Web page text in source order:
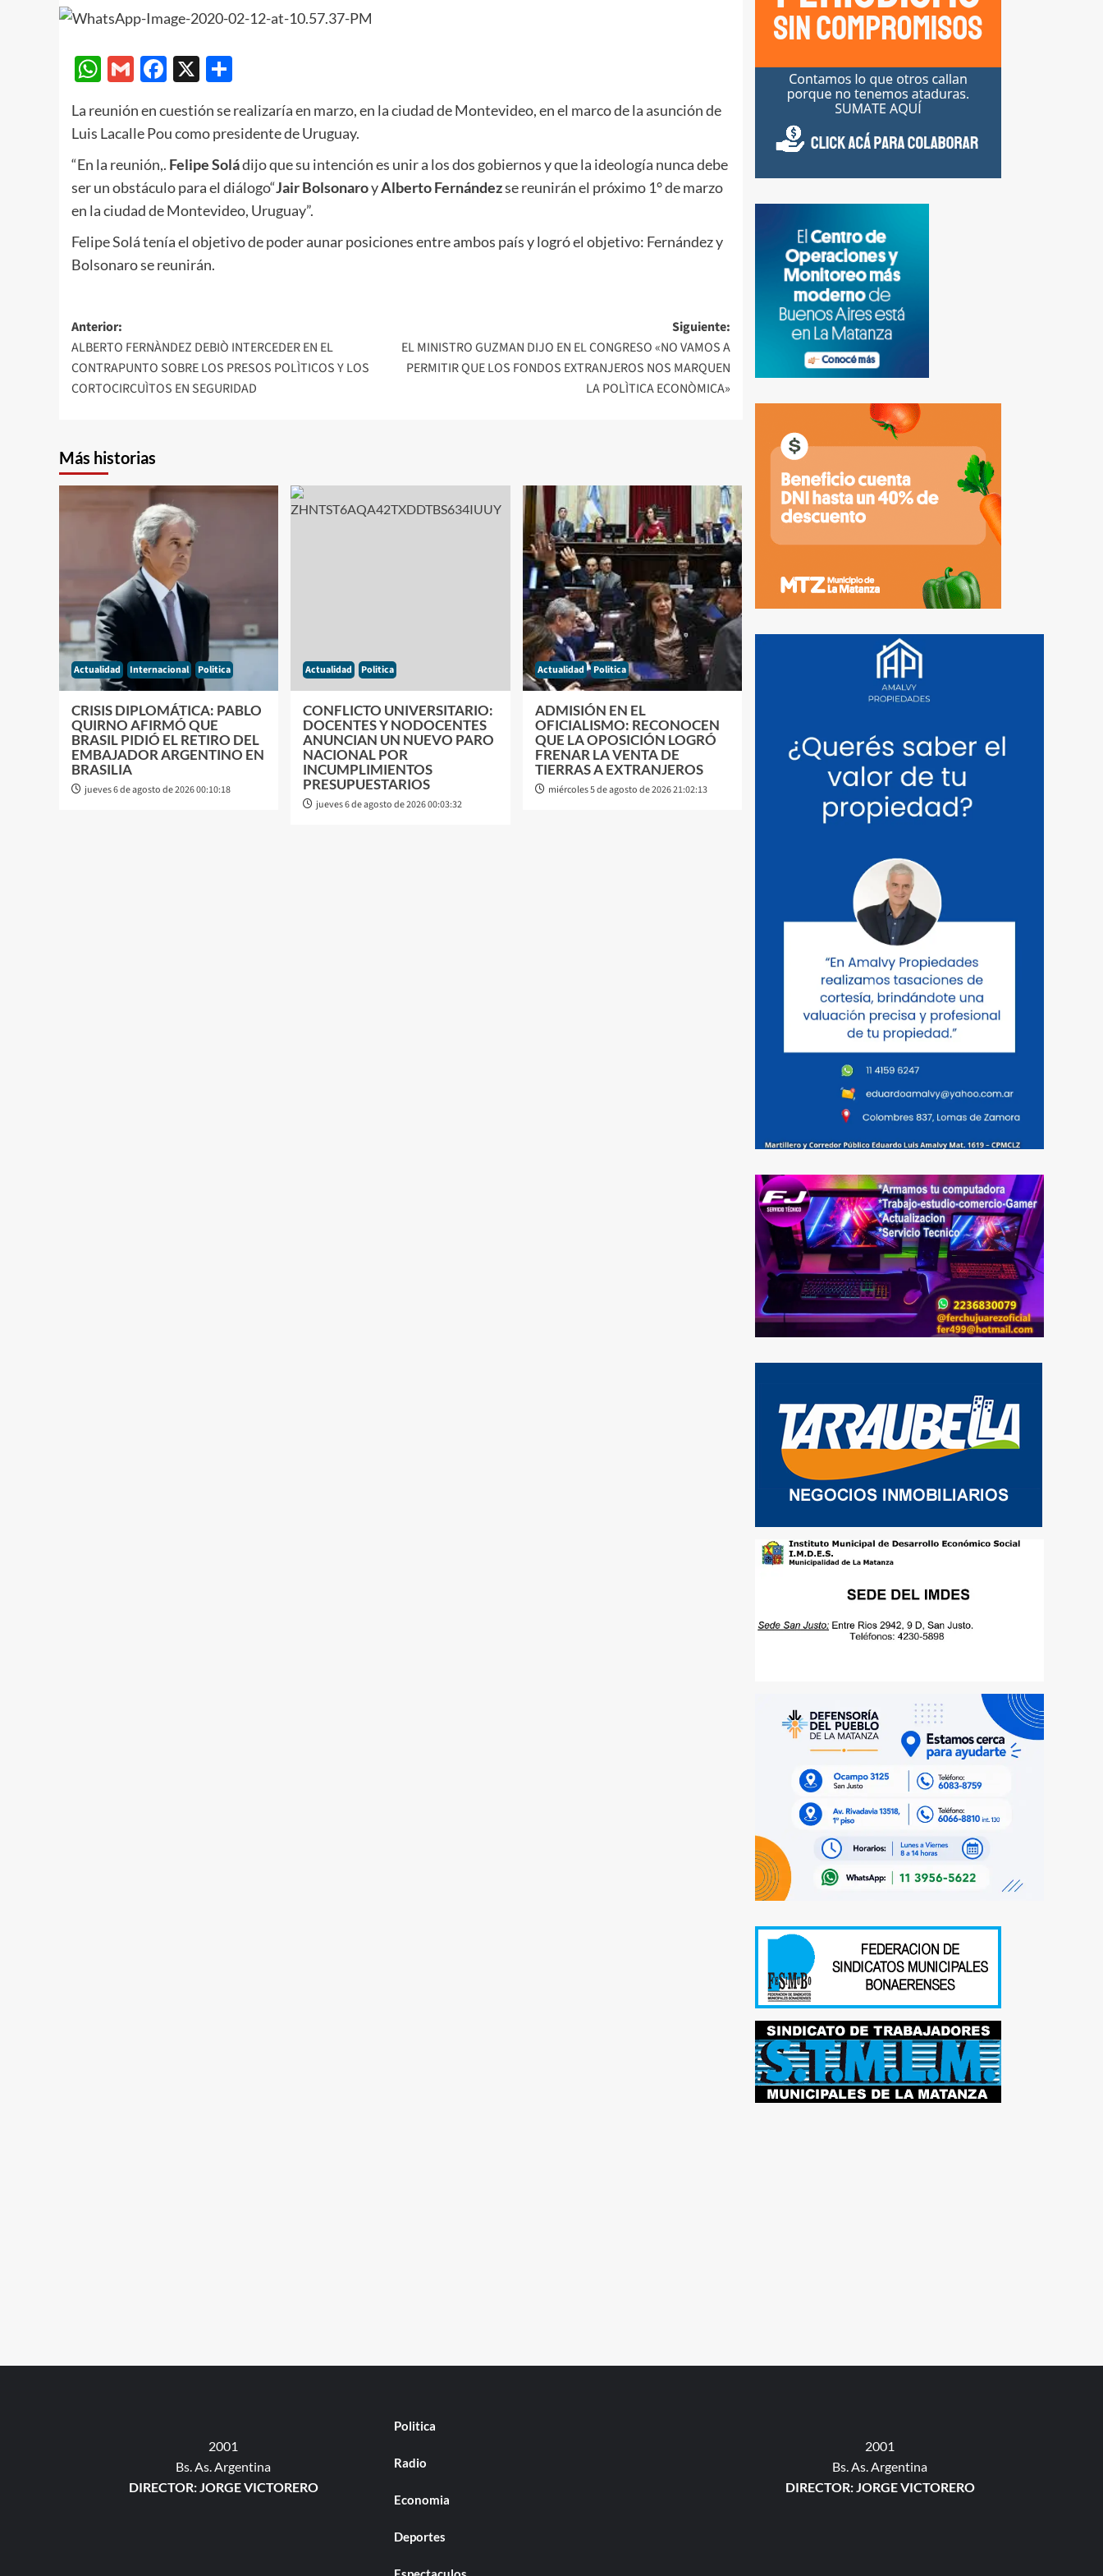
WhatsApp
GmailFacebook
X
La reunión en cuestión se realizaría en marzo, en la ciudad de Montevideo, en el marco de la asunción de
Luis Lacalle Pou como presidente de Uruguay.
“En la reunión,. Felipe Soládijo que su intención es unir a los dos gobiernos y que la ideología nunca debe
ser un obstáculo para el diálogo“Jair BolsonaroyAlberto Fernándezse reunirán el próximo 1° de marzo
en la ciudad de Montevideo, Uruguay”.
Felipe Solá tenía el objetivo de poder aunar posiciones entre ambos país y logró el objetivo: Fernández y
Bolsonaro se reunirán.
Navegación
de
entradas
Anterior:
ALBERTO FERNÀNDEZ DEBIÒ INTERCEDER EN EL
CONTRAPUNTO SOBRE LOS PRESOS POLÌTICOS Y LOS
CORTOCIRCUÌTOS EN SEGURIDAD
Siguiente:
EL MINISTRO GUZMAN DIJO EN EL CONGRESO «NO VAMOS A
PERMITIR QUE LOS FONDOS EXTRANJEROS NOS MARQUEN
LA POLÌTICA ECONÒMICA»
Más historias
Actualidad Internacional Politica
CRISIS DIPLOMÁTICA: PABLO
QUIRNO AFIRMÓ QUE
BRASIL PIDIÓ EL RETIRO DEL
EMBAJADOR ARGENTINO EN
BRASILIA
jueves 6 de agosto de 2026 00:10:18
Actualidad Politica
CONFLICTO UNIVERSITARIO:
DOCENTES Y NODOCENTES
ANUNCIAN UN NUEVO PARO
NACIONAL POR
INCUMPLIMIENTOS
PRESUPUESTARIOS
jueves 6 de agosto de 2026 00:03:32
Actualidad Politica
ADMISIÓN EN EL
OFICIALISMO: RECONOCEN
QUE LA OPOSICIÓN LOGRÓ
FRENAR LA VENTA DE
TIERRAS A EXTRANJEROS
miércoles 5 de agosto de 2026 21:02:13
2001
Bs. As. Argentina
DIRECTOR: JORGE VICTORERO
Politica
Radio
Economia
Deportes
2001
Bs. As. Argentina
DIRECTOR: JORGE VICTORERO